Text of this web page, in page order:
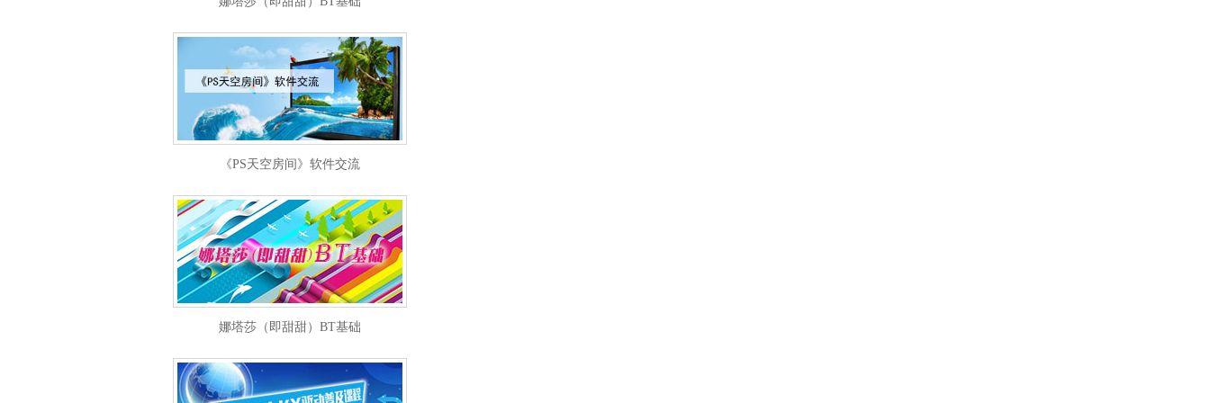
《PS天空房间》软件交流
娜塔莎（即甜甜）BT基础